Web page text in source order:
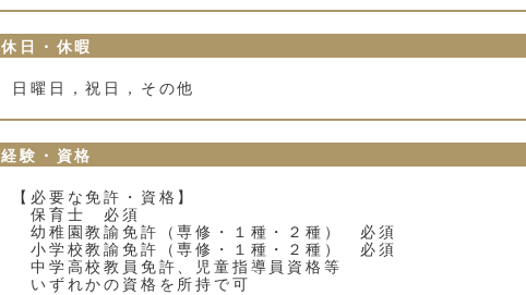
休日・休暇
日曜日，祝日，その他
経験・資格
【必要な免許・資格】
保育士 必須
幼稚園教諭免許（専修・１種・２種） 必須
小学校教諭免許（専修・１種・２種） 必須
中学高校教員免許、児童指導員資格等
いずれかの資格を所持で可